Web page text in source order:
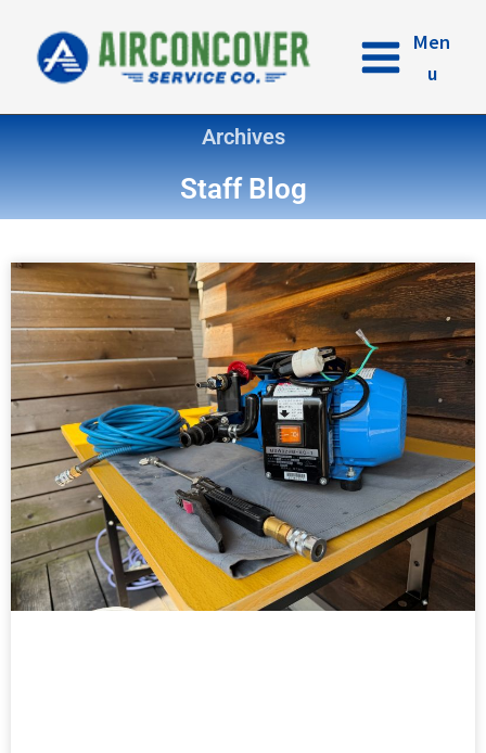
キ
Men
u
Archives
Staff Blog
ペ
ー
ジ
ペ
ー
ジ
ペ
ー
ジ
ペ
ー
ジ